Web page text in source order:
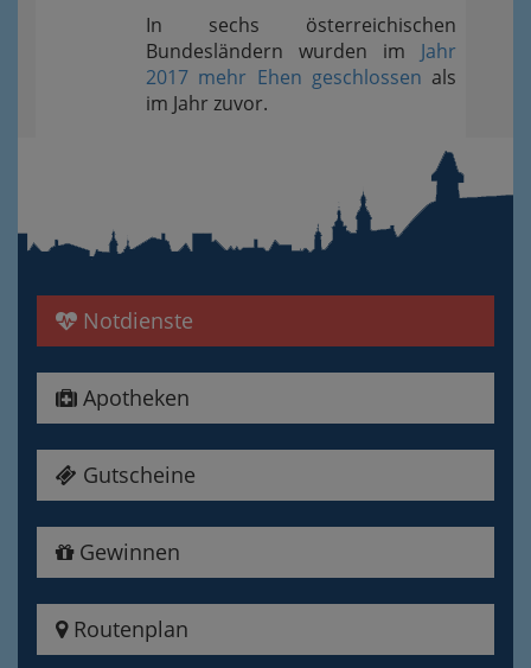
In sechs österreichischen
Bundesländern wurden im Jahr
2017 mehr Ehen geschlossen als
im Jahr zuvor.
Notdienste
Apotheken
Gutscheine
Gewinnen
Routenplan